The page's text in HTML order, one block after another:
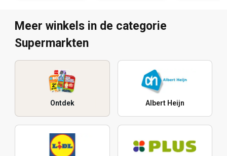
Meer winkels in de categorie
Supermarkten
Ontdek Albert Heijn